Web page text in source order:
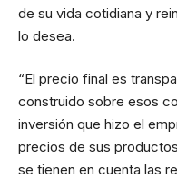
de su vida cotidiana y
lo desea.
“El precio final es
construido sobre esos
inversión que hizo el
precios de sus
se tienen en cuenta las